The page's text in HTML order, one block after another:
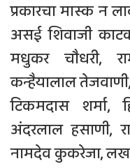
प्रकारचा मास्क न
असई शिवाजी
मधुकर चौधरी,
कन्हैयालाल
टिकमदास शर्मा,
अंदरलाल हसाणी,
नामदेव कुकरेजा,